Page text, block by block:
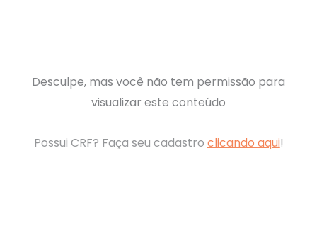
Desculpe, mas você não tem permissão para
visualizar este conteúdo
Possui CRF? Faça seu cadastro clicando aqui!